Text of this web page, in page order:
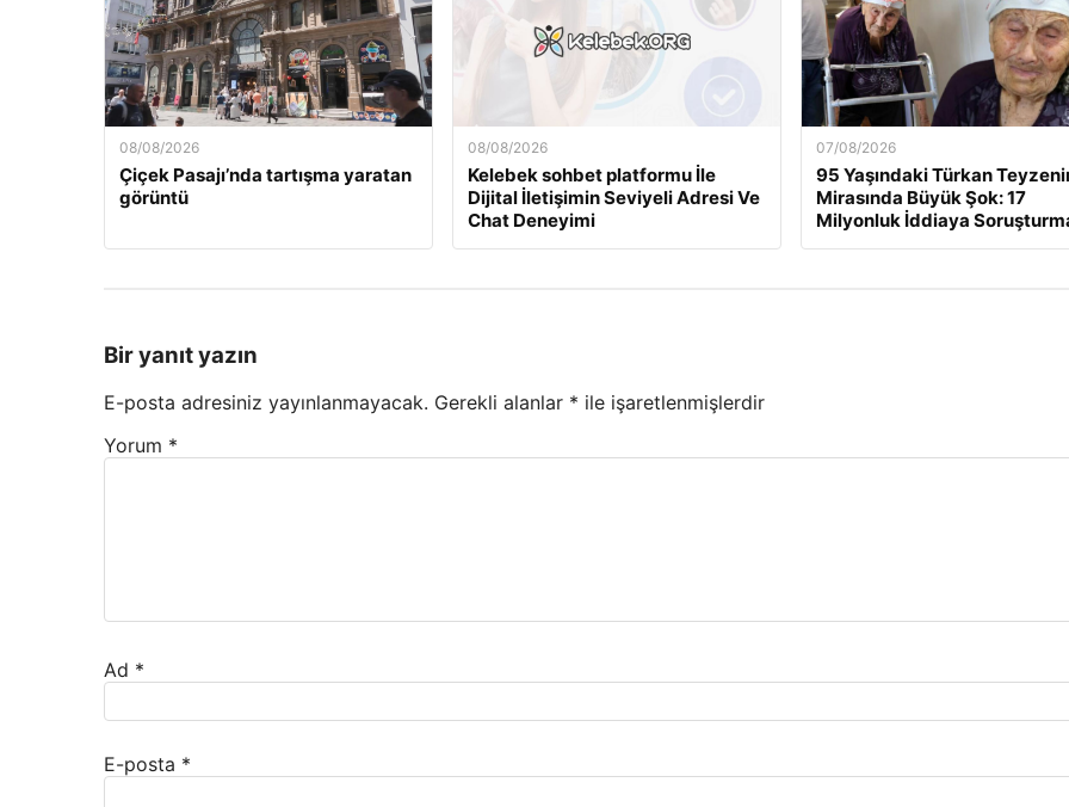
08/08/2026
Çiçek Pasajı’nda tartışma yaratan
görüntü
08/08/2026
Kelebek sohbet platformu İle
Dijital İletişimin Seviyeli Adresi Ve
Chat Deneyimi
07/08/2026
95 Yaşındaki Türkan
Mirasında Büyük Şok: 17
Milyonluk İddiaya
Bir yanıt yazın
E-posta adresiniz yayınlanmayacak. Gerekli alanlar * ile işaretlenmişlerdir
Yorum *
Ad *
E-posta *